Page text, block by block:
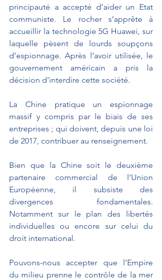
principauté a accepté d’aider un Etat
communiste. Le rocher s’apprête à
accueillir la technologie 5G Huawei, sur
laquelle pèsent de lourds soupçons
d’espionnage. Après l’avoir utilisée, le
gouvernement américain a pris la
décision d’interdire cette société.
La Chine pratique un espionnage
massif y compris par le biais de ses
entreprises ; qui doivent, depuis une loi
de 2017, contribuer au renseignement.
Bien que la Chine soit le deuxième
partenaire commercial de l’Union
Européenne, il subsiste des
divergences fondamentales.
Notamment sur le plan des libertés
individuelles ou encore sur celui du
droit international.
Pouvons-nous accepter que l’Empire
du milieu prenne le contrôle de la mer